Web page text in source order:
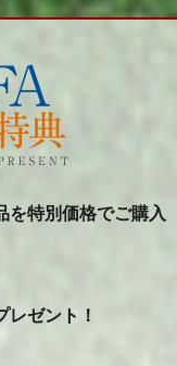
を特別価格でご購入
レゼント！